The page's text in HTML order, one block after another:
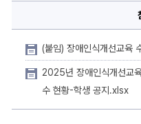
(붙임) 장애인식개선교육
2025년 장애인식개선교
수 현황-학생 공지.xlsx